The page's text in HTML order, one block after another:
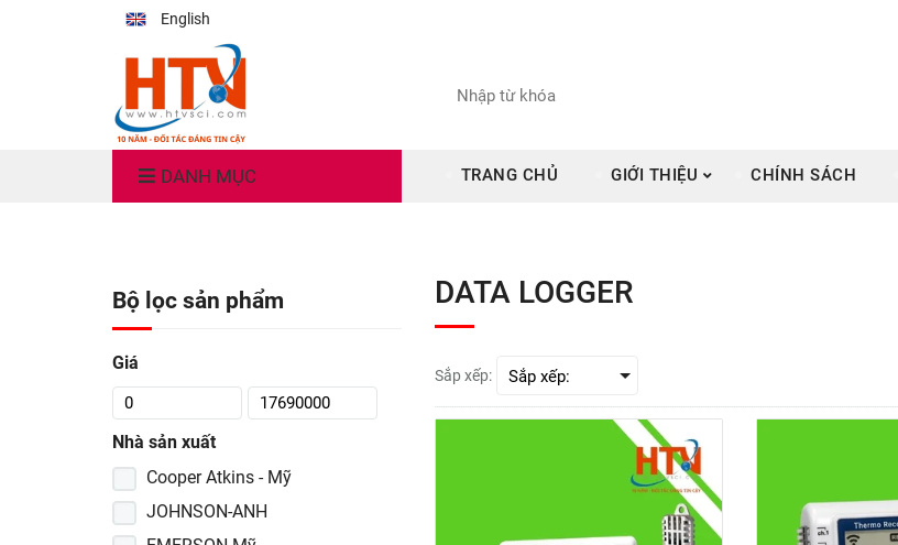
English
DANH MỤC TRANG CHỦ GIỚI THIỆU CHÍNH SÁCH
DATA LOGGER
Sắp xếp:
Bộ lọc sản phẩm
Giá
Nhà sản xuất
Cooper Atkins - Mỹ
JOHNSON-ANH